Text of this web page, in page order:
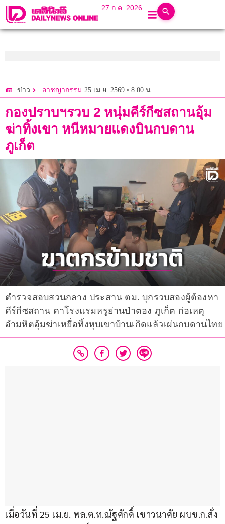
27 ก.ค. 2026
ข่าว อาชญากรรม 25 เม.ย. 2569 • 8:00 น.
กองปราบฯรวบ 2 หนุ่มคีร์กีซสถานอุ้ม
ฆ่าทิ้งเขา หนีหมายแดงบินกบดาน
ภูเก็ต
ตำรวจสอบสวนกลาง ประสาน ตม. บุกรวบสองผู้ต้องหา
คีร์กีซสถาน คาโรงแรมหรูย่านป่าตอง ภูเก็ต ก่อเหตุ
อำมหิตอุ้มฆ่าเหยื่อทิ้งหุบเขาบ้านเกิดแล้วเผ่นกบดานไทย
เมื่อวันที่ 25 เม.ย. พล.ต.ท.ณัฐศักดิ์ เชาวนาศัย ผบช.ก.สั่ง